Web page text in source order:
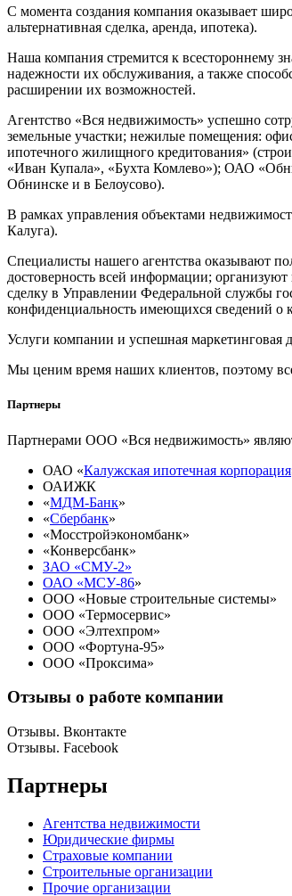
С момента создания компания оказывает
альтернативная сделка, аренда, ипотека).
Наша компания стремится к всестороннему
надежности их обслуживания, а также
расширении их возможностей.
Агентство «Вся недвижимость» успешно
земельные участки; нежилые помещения:
ипотечного жилищного кредитования»
«Иван Купала», «Бухта Комлево»); ОАО
Обнинске и в Белоусово).
В рамках управления объектами
Калуга).
Специалисты нашего агентства оказывают
достоверность всей информации;
сделку в Управлении Федеральной службы
конфиденциальность имеющихся сведений о
Услуги компании и успешная
Мы ценим время наших клиентов, поэтому
Партнеры
Партнерами ООО «Вся недвижимость»
ОАО «Калужская ипотечная корпорация
ОАИЖК
«МДМ-Банк»
«Сбербанк»
«Мосстройэкономбанк»
«Конверсбанк»
ЗАО «СМУ-2»
ОАО «МСУ-86»
ООО «Новые строительные системы»
ООО «Термосервис»
ООО «Элтехпром»
ООО «Фортуна-95»
ООО «Проксима»
Отзывы о работе компании
Отзывы. Вконтакте
Отзывы. Facebook
Партнеры
Агентства недвижимости
Юридические фирмы
Страховые компании
Строительные организации
Прочие организации